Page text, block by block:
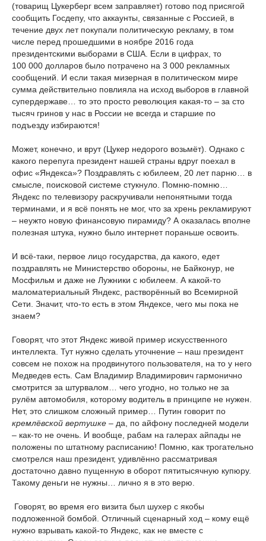
(товарищ Цукерберг всем заправляет) готово под присягой
сообщить Госдепу, что аккаунты, связанные с Россией, в
течение двух лет покупали политическую рекламу, в том
числе перед прошедшими в ноябре 2016 года
президентскими выборами в США. Если в цифрах, то
100 000 долларов было потрачено на 3 000 рекламных
сообщений. И если такая мизерная в политическом мире
сумма действительно повлияла на исход выборов в главной
супердержаве… то это просто революция какая-то – за сто
тысяч гринов у нас в России не всегда и старшие по
подъезду избираются!
Может, конечно, и врут (Цукер недорого возьмёт). Однако с
какого перепуга президент нашей страны вдруг поехал в
офис «Яндекса»? Поздравлять с юбилеем, 20 лет парню… в
смысле, поисковой системе стукнуло. Помню-помню…
Яндекс по телевизору раскручивали непонятными тогда
терминами, и я всё понять не мог, что за хрень рекламируют
– неужто новую финансовую пирамиду? А оказалась вполне
полезная штука, нужно было интернет пораньше освоить.
И всё-таки, первое лицо государства, да какого, едет
поздравлять не Министерство обороны, не Байконур, не
Мосфильм и даже не Лужники с юбилеем. А какой-то
маломатериальный Яндекс, растворённый во Всемирной
Сети. Значит, что-то есть в этом Яндексе, чего мы пока не
знаем?
Говорят, что этот Яндекс живой пример искусственного
интеллекта. Тут нужно сделать уточнение – наш президент
совсем не похож на продвинутого пользователя, на то у него
Медведев есть. Сам Владимир Владимирович гармонично
смотрится за штурвалом… чего угодно, но только не за
рулём автомобиля, которому водитель в принципе не нужен.
Нет, это слишком сложный пример… Путин говорит по
кремлёвской вертушке – да, по айфону последней модели
– как-то не очень. И вообще, рабам на галерах айпады не
положены по штатному расписанию! Помню, как трогательно
смотрелся наш президент, удивлённо рассматривая
достаточно давно пущенную в оборот пятитысячную купюру.
Такому деньги не нужны… лично я в это верю.
Говорят, во время его визита был шухер с якобы
подложенной бомбой. Отличный сценарный ход – кому ещё
нужно взрывать какой-то Яндекс, как не вместе с